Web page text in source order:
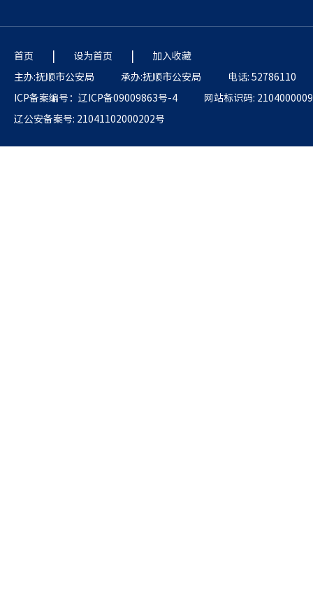
首页 | 设为首页 |
加入收藏
主办:抚顺市公安局
承办:抚顺市公安局
电话: 52786110
ICP备案编号：辽ICP备09009863号-4
网站标识码: 2104000009
辽公安备案号: 21041102000202号